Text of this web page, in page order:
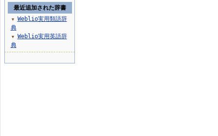
最近追加された辞書
▼
Weblio実用類語辞
典
▼
Weblio実用英語辞
典